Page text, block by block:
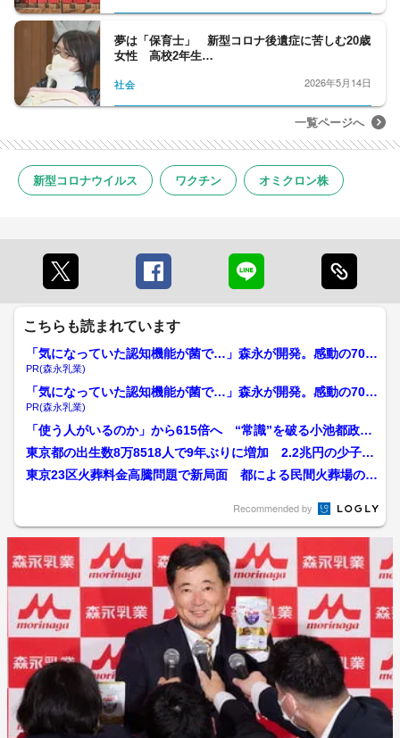
夢は「保育士」 新型コロナ後遺症に苦しむ20歳
女性 高校2年生…
社会 2026年5月14日
一覧ページへ
新型コロナウイルス ワクチン オミクロン株
こちらも読まれています
「気になっていた認知機能が菌で…」森永が開発。感動の70代
続出
PR(森永乳業)
「気になっていた認知機能が菌で…」森永が開発。感動の70代
続出
PR(森永乳業)
「使う人がいるのか」から615倍へ “常識”を破る小池都政10
年 子育て支援は数...
東京都の出生数8万8518人で9年ぶりに増加 2.2兆円の少子化
対策 海外からも...
東京23区火葬料金高騰問題で新局面 都による民間火葬場の買
Recommended by